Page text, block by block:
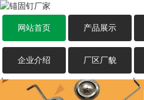
网站首页 产品展示
企业介绍
|
厂区厂貌
|